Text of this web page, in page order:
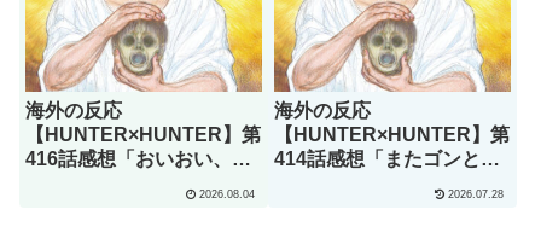
海外の反応
【HUNTER×HUNTER】第
416話感想「おいおい、文
2026.08.04
海外の反応
【HUNTER×HUNTER】第
414話感想「またゴンとキ
2026.07.28